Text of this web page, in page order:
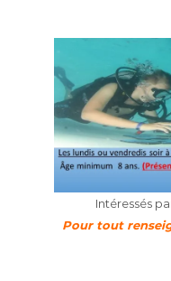
Intéressés
Pour tout